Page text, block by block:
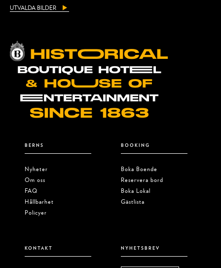
UTVALDA BILDER
HISTOORICAL
BOUTIQUE HOTEEL
& HOUUSE OF
EENTERTAINMENT
SINCE 1863
BERNS
Nyheter
Om oss
FAQ
Hållbarhet
Policyer
BOOKING
Boka Boende
Reservera bord
Boka Lokal
Gästlista
KONTAKT NYHETSBREV